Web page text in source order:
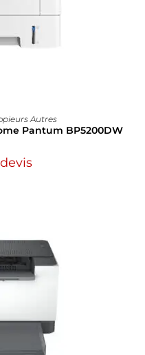
Autres
Pantum BP5200DW